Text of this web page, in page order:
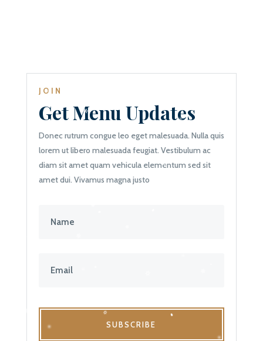
JOIN
Get Menu Updates
Donec rutrum congue leo eget malesuada. Nulla quis
lorem ut libero malesuada feugiat. Vestibulum ac
diam sit amet quam vehicula elementum sed sit
amet dui. Vivamus magna justo
SUBSCRIBE